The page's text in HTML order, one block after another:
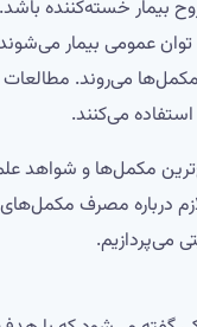
بیمار خسته‌کننده
عمومی بیمار می‌شوند.
می‌روند.
می‌کنند.
مکمل‌ها و شواهد
درباره مصرف
می‌پردازیم.